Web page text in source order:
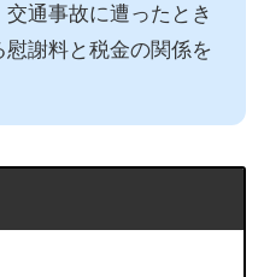
通事故に遭ったとき
慰謝料と税金の関係を